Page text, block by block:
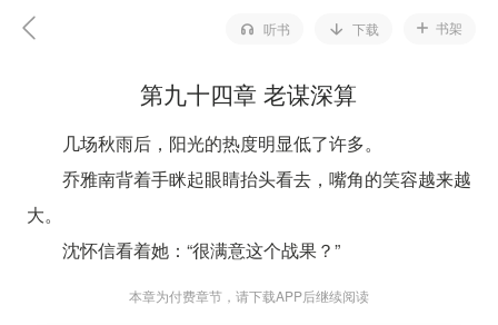
听书 下载 书架
第九十四章 老谋深算
几场秋雨后，阳光的热度明显低了许多。
乔雅南背着手眯起眼睛抬头看去，嘴角的笑容越来越
大。
沈怀信看着她：“很满意这个战果？”
“恩，很满意。”乔雅南笑出声来：“像我这么大义的人
本章为付费章节，请下载APP后继续阅读